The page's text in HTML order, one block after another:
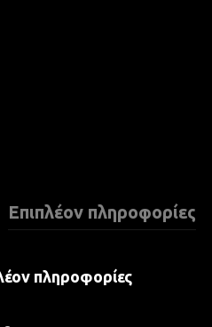
Επιπλέον πληροφορίες
πληροφορίες